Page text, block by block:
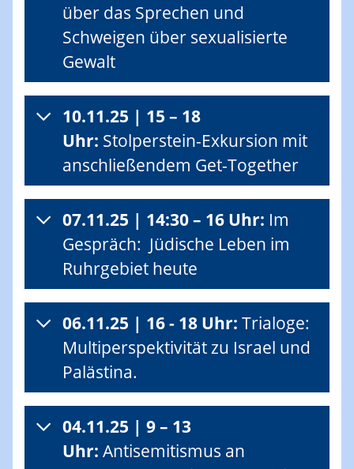
über das Sprechen und
Schweigen über sexualisierte
Gewalt
10.11.25 | 15 – 18
Uhr: Stolperstein-Exkursion mit
anschließendem Get-Together
07.11.25 | 14:30 – 16 Uhr: Im
Gespräch: Jüdische Leben im
Ruhrgebiet heute
06.11.25 | 16 - 18 Uhr: Trialoge:
Multiperspektivität zu Israel und
Palästina.
04.11.25 | 9 – 13
Uhr: Antisemitismus an